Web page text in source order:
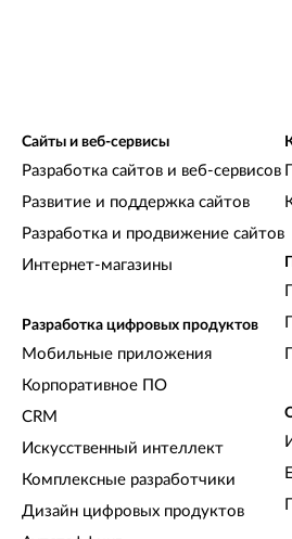
Сайты и веб-сервисы
Разработка сайтов и веб-сервисов
Развитие и поддержка сайтов
Разработка и продвижение сайтов
Интернет-магазины
Разработка цифровых продуктов
Мобильные приложения
Корпоративное ПО
CRM
Искусственный интеллект
Комплексные разработчики
Дизайн цифровых продуктов